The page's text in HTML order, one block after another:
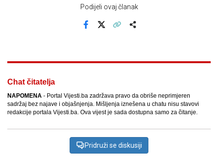
Podijeli ovaj članak
Chat čitatelja
NAPOMENA - Portal Vijesti.ba zadržava pravo da obriše neprimjeren
sadržaj bez najave i objašnjenja. Mišljenja iznešena u chatu nisu stavovi
redakcije portala Vijesti.ba. Ova vijest je sada dostupna samo za čitanje.
Pridruži se diskusiji